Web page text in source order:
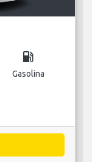
local_gas_station
Gasolina